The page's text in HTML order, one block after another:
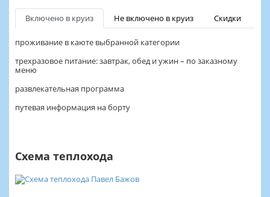
Включено в круиз Не включено в круиз Скидки
проживание в каюте выбранной категории
трехразовое питание: завтрак, обед и ужин – по заказному
меню
развлекательная программа
путевая информация на борту
Схема теплохода